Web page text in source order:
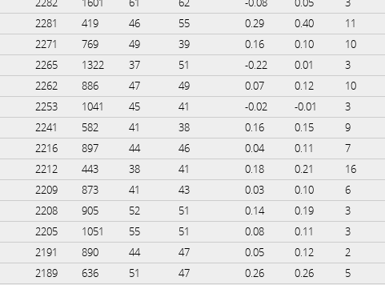
2281 419 46 55 0.29 0.40 11
2271 769 49 39 0.16 0.10 10
2265 1322 37 51 -0.22 0.01 3
2262 886 47 49 0.07 0.12 10
2253 1041 45 41 -0.02 -0.01 3
2241 582 41 38 0.16 0.15 9
2216 897 44 46 0.04 0.11 7
2212 443 38 41 0.18 0.21 16
2209 873 41 43 0.03 0.10 6
2208 905 52 51 0.14 0.19 3
2205 1051 55 51 0.08 0.11 3
2191 890 44 47 0.05 0.12 2
2189 636 51 47 0.26 0.26 5